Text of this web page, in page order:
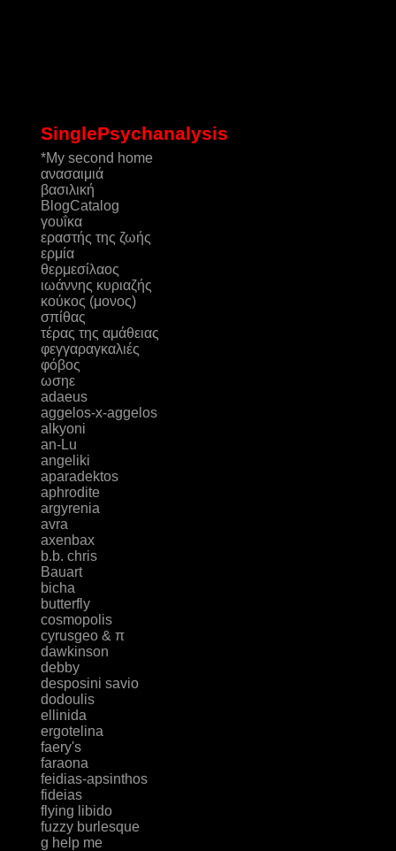
SinglePsychanalysis
*My second home
ανασαιμιά
βασιλική
ΒlogCatalog
γουΐκα
εραστής της ζωής
ερμία
θερμεσίλαος
ιωάννης κυριαζής
κούκος (μονος)
σπίθας
τέρας της αμάθειας
φεγγαραγκαλιές
φόβος
ωσηε
adaeus
aggelos-x-aggelos
alkyoni
an-Lu
angeliki
aparadektos
aphrodite
argyrenia
avra
axenbax
b.b. chris
Bauart
bicha
butterfly
cosmopolis
cyrusgeo & π
dawkinson
debby
desposini savio
dodoulis
ellinida
ergotelina
faery's
faraona
feidias-apsinthos
fideias
flying libido
fuzzy burlesque
g help me